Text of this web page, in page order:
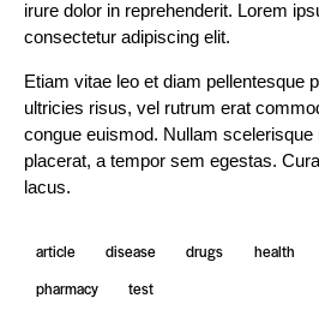
irure dolor in reprehenderit. Lorem
consectetur adipiscing elit.
Etiam vitae leo et diam pellentesque
ultricies risus, vel rutrum erat
congue euismod. Nullam
placerat, a tempor sem egestas.
lacus.
article disease drugs health
pharmacy
test